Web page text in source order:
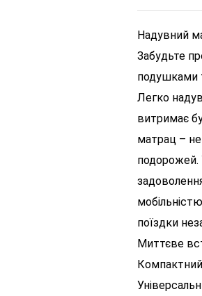
Надувний
Забудьте
подушками
Легко
витримає
матрац – не
подорожей.
поїздки
Миттєве
Компактний